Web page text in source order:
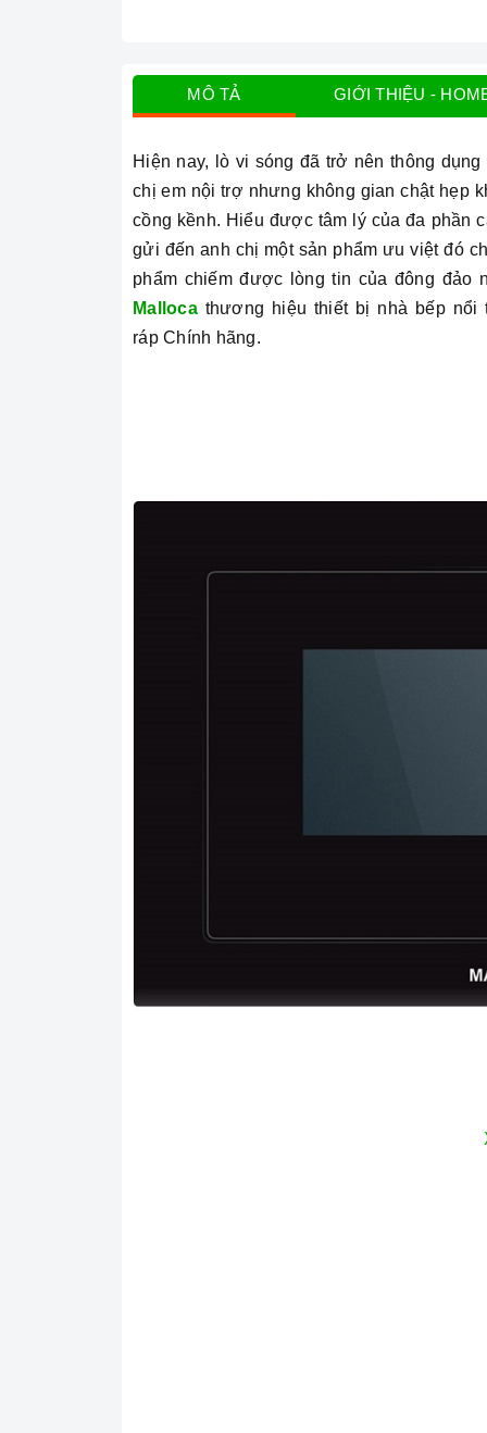
MÔ TẢ GIỚI THIỆU -
Hiện nay, lò vi sóng đã trở nên thông
chị em nội trợ nhưng không gian chật hẹp
cồng kềnh. Hiểu được tâm lý của đa phần
gửi đến anh chị một sản phẩm ưu việt đó
phẩm chiếm được lòng tin của đông đảo
Mallocathương hiệu thiết bị nhà bếp nổi
ráp Chính hãng.